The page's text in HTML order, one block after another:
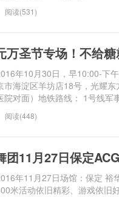
阅读(531)
万圣节专场！不给糖
年10月30日，早10:00-下
市海淀区羊坊店18号，光耀
院对面）地铁路线： 1号线军
阅读(448)
团11月27日保定
年11月27日场馆：保定 裕
米活动依旧精彩、游戏依旧